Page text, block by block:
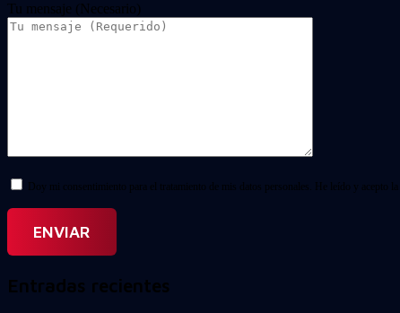
Tu mensaje (Necesario)
Doy mi consentimiento para el tratamiento de mis datos personales. He leído y acepto la
Entradas recientes